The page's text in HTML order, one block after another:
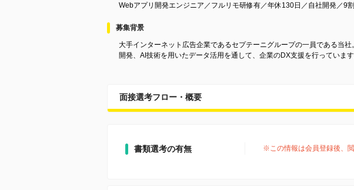
Webアプリ開発エンジニア／フルリモ研修有／年休130日／自社開発／9
募集背景
大手インターネット広告企業であるセプテーニグループの一員である当
開発、AI技術を用いたデータ活用を通して、企業のDX支援を行っていま
面接選考フロー・概要
書類選考の有無 ※この情報は会員登録後、